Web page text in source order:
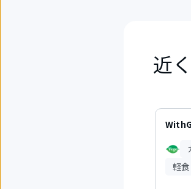
近
4
軽